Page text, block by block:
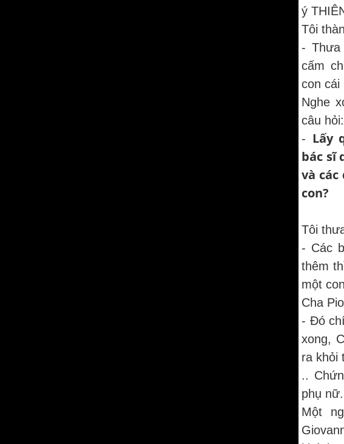
ý
Tôi
- Thưa
cấm
con cái
Nghe
câu hỏi:
- Lấy
bác sĩ
và
con?
Tôi
- Các
thêm
một
Cha
- Đó
xong,
ra khỏi
..
phụ nữ.
Một